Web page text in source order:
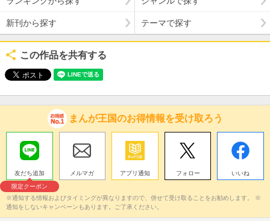
新刊から探す テーマで探す
この作品を共有する
まんが王国のお得情報を受け取ろう
友だち追加
限定クーポン
メルマガ アプリ通知 フォロー いいね
※通知する情報およびタイミングが異なりますので、併せて受け取ることをお勧めします。 ※
通知をしないキャンペーンもあります。ご了承ください。